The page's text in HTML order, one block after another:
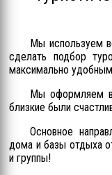
Мы используем
сделать подбор
максимально
Мы оформляем
близкие были
Основное
дома и базы отдыха
и группы!